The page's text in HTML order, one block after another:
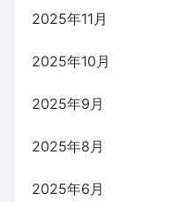
2025年11月
2025年10月
2025年9月
2025年8月
2025年6月